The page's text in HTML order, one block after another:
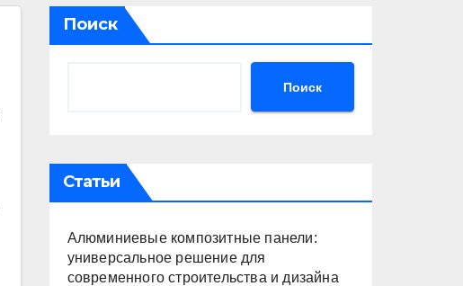
Поиск
Поиск
Статьи
Алюминиевые композитные панели:
универсальное решение для
современного строительства и дизайна